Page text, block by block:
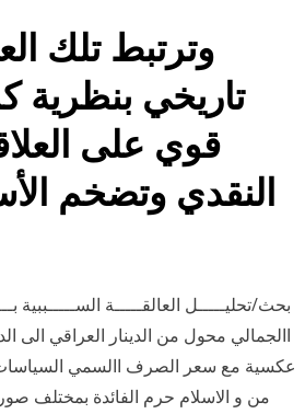
وترتبط تلك
تاريخي بنظرية
قوي على
النقدي وتضخم
بحث/تحليـــــل العالقـــــة الســـــببية
االجمالي محول من الدينار العراقي
عكسية مع سعر الصرف االسمي السياسات
من و الاسلام حرم الفائدة بمختلف